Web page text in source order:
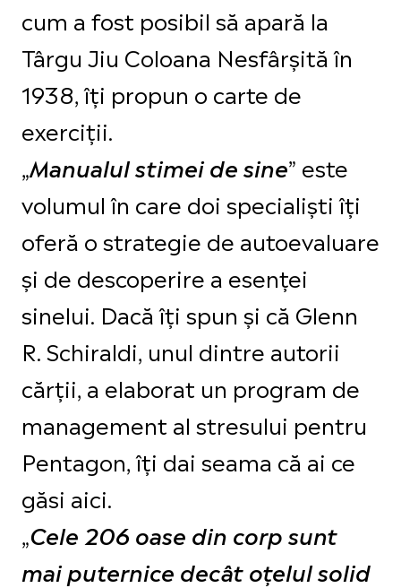
cum a fost posibil să apară la
Târgu Jiu Coloana Nesfârșită în
1938, îți propun o carte de
exerciții.
„Manualul stimei de sine” este
volumul în care doi specialiști îți
oferă o strategie de autoevaluare
și de descoperire a esenței
sinelui. Dacă îți spun și că Glenn
R. Schiraldi, unul dintre autorii
cărții, a elaborat un program de
management al stresului pentru
Pentagon, îți dai seama că ai ce
găsi aici.
„Cele 206 oase din corp sunt
mai puternice decât oțelul solid